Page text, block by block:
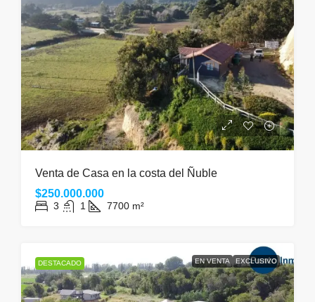
Venta de Casa en la costa del Ñuble
$250.000.000
3 1 7700 m²
DESTACADO EN VENTA EXCLUSIVO